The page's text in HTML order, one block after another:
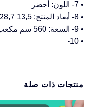
• 7- اللون: أخضر
• 8- أبعاد المنتج: 13,5 x 9,3 x 28,7 سم
• 9- السعة: 560 سم مكعب
• 10-
منتجات ذات صلة